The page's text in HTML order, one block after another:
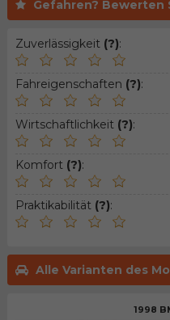
Gefahren? Bewerten
Zuverlässigkeit (?):
Fahreigenschaften (?):
Wirtschaftlichkeit (?):
Komfort (?):
Praktikabilität (?):
Alle Varianten des
1998